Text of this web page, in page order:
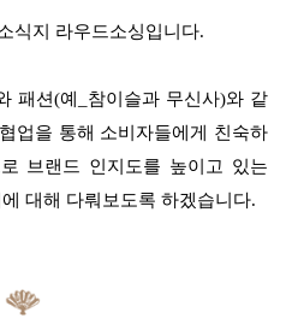
식지 라우드소싱입니다.
패션(예_참이슬과 무신사)와 같
업을 통해 소비자들에게 친숙하
브랜드 인지도를 높이고 있는
대해 다뤄보도록 하겠습니다.